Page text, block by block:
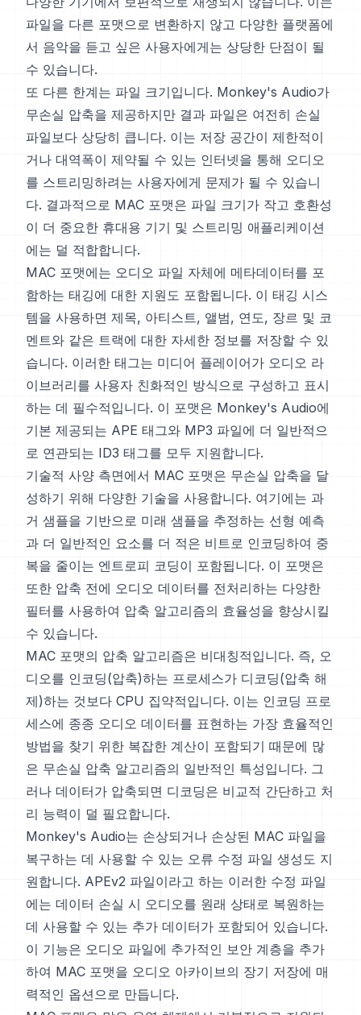
파일을 다른 포맷으로 변환하지 않고 다양한 플랫폼에
서 음악을 듣고 싶은 사용자에게는 상당한 단점이 될
수 있습니다.
또 다른 한계는 파일 크기입니다. Monkey's Audio가
무손실 압축을 제공하지만 결과 파일은 여전히 손실
파일보다 상당히 큽니다. 이는 저장 공간이 제한적이
거나 대역폭이 제약될 수 있는 인터넷을 통해 오디오
를 스트리밍하려는 사용자에게 문제가 될 수 있습니
다. 결과적으로 MAC 포맷은 파일 크기가 작고 호환성
이 더 중요한 휴대용 기기 및 스트리밍 애플리케이션
에는 덜 적합합니다.
MAC 포맷에는 오디오 파일 자체에 메타데이터를 포
함하는 태깅에 대한 지원도 포함됩니다. 이 태깅 시스
템을 사용하면 제목, 아티스트, 앨범, 연도, 장르 및 코
멘트와 같은 트랙에 대한 자세한 정보를 저장할 수 있
습니다. 이러한 태그는 미디어 플레이어가 오디오 라
이브러리를 사용자 친화적인 방식으로 구성하고 표시
하는 데 필수적입니다. 이 포맷은 Monkey's Audio에
기본 제공되는 APE 태그와 MP3 파일에 더 일반적으
로 연관되는 ID3 태그를 모두 지원합니다.
기술적 사양 측면에서 MAC 포맷은 무손실 압축을 달
성하기 위해 다양한 기술을 사용합니다. 여기에는 과
거 샘플을 기반으로 미래 샘플을 추정하는 선형 예측
과 더 일반적인 요소를 더 적은 비트로 인코딩하여 중
복을 줄이는 엔트로피 코딩이 포함됩니다. 이 포맷은
또한 압축 전에 오디오 데이터를 전처리하는 다양한
필터를 사용하여 압축 알고리즘의 효율성을 향상시킬
수 있습니다.
MAC 포맷의 압축 알고리즘은 비대칭적입니다. 즉, 오
디오를 인코딩(압축)하는 프로세스가 디코딩(압축 해
제)하는 것보다 CPU 집약적입니다. 이는 인코딩 프로
세스에 종종 오디오 데이터를 표현하는 가장 효율적인
방법을 찾기 위한 복잡한 계산이 포함되기 때문에 많
은 무손실 압축 알고리즘의 일반적인 특성입니다. 그
러나 데이터가 압축되면 디코딩은 비교적 간단하고 처
리 능력이 덜 필요합니다.
Monkey's Audio는 손상되거나 손상된 MAC 파일을
복구하는 데 사용할 수 있는 오류 수정 파일 생성도 지
원합니다. APEv2 파일이라고 하는 이러한 수정 파일
에는 데이터 손실 시 오디오를 원래 상태로 복원하는
데 사용할 수 있는 추가 데이터가 포함되어 있습니다.
이 기능은 오디오 파일에 추가적인 보안 계층을 추가
하여 MAC 포맷을 오디오 아카이브의 장기 저장에 매
력적인 옵션으로 만듭니다.